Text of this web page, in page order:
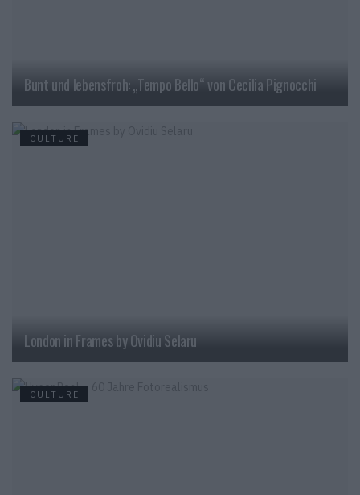
Bunt und lebensfroh: „Tempo Bello“ von Cecilia Pignocchi
CULTURE
London in Frames by Ovidiu Selaru
CULTURE